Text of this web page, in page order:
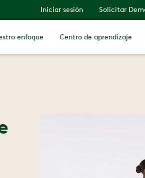
Iniciar sesión Solicitar
enfoque Centro de aprendizaje